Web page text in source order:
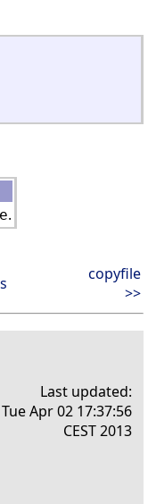
.
copyfile
>>
Last updated:
Tue Apr 02 17:37:56
CEST 2013